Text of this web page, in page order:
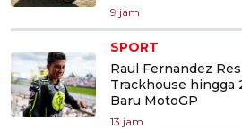
9 jam
SPORT
Raul Fernandez
Trackhouse hingga
Baru MotoGP
13 jam